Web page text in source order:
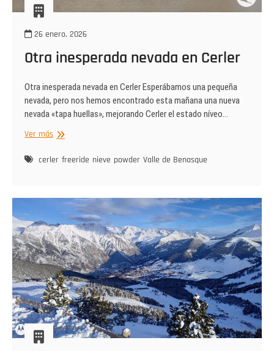
26 enero, 2026
Otra inesperada nevada en Cerler
Otra inesperada nevada en Cerler Esperábamos una pequeña
nevada, pero nos hemos encontrado esta mañana una nueva
nevada «tapa huellas», mejorando Cerler el estado níveo…
Ver másOtra
nevada
cerler freeride nieve powder Valle de Benasque